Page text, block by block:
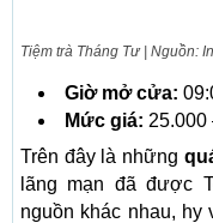
Tiệm trà Tháng Tư | Nguồn:
Giờ mở cửa:
Mức giá: 25.000
Trên đây là những
lãng mạn đã được
nguồn khác nhau, hy